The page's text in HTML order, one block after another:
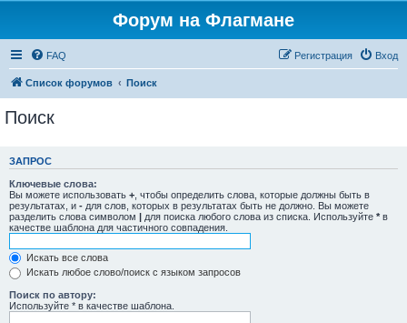
Форум на Флагмане
FAQ Вход
Регистрация
Список форумов Поиск
Поиск
ЗАПРОС
Ключевые слова:
Вы можете использовать + , чтобы определить слова, которые должны быть в
результатах, и - для слов, которых в результатах быть не должно. Вы можете
разделить слова символом | для поиска любого слова из списка. Используйте * в
качестве шаблона для частичного совпадения.
Искать все слова
Искать любое слово/поиск с языком запросов
Поиск по автору:
Используйте * в качестве шаблона.